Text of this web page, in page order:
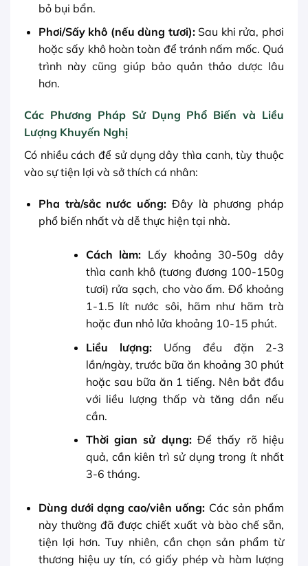
bỏ bụi bẩn.
Phơi/Sấy khô (nếu dùng tươi):Sau khi rửa, phơi
hoặc sấy khô hoàn toàn để tránh nấm mốc. Quá
trình này cũng giúp bảo quản thảo dược lâu
hơn.
Các Phương Pháp Sử Dụng Phổ Biến và Liều
Lượng Khuyến Nghị
Có nhiều cách để sử dụng dây thìa canh, tùy thuộc
vào sự tiện lợi và sở thích cá nhân:
Pha trà/sắc nước uống: Đây là phương pháp
phổ biến nhất và dễ thực hiện tại nhà.
Cách làm: Lấy khoảng 30-50g dây
thìa canh khô (tương đương 100-150g
tươi) rửa sạch, cho vào ấm. Đổ khoảng
1-1.5 lít nước sôi, hãm như hãm trà
hoặc đun nhỏ lửa khoảng 10-15 phút.
Liều lượng:Uống đều đặn 2-3
lần/ngày, trước bữa ăn khoảng 30 phút
hoặc sau bữa ăn 1 tiếng. Nên bắt đầu
với liều lượng thấp và tăng dần nếu
cần.
Thời gian sử dụng:Để thấy rõ hiệu
quả, cần kiên trì sử dụng trong ít nhất
3-6 tháng.
Dùng dưới dạng cao/viên uống: Các sản phẩm
này thường đã được chiết xuất và bào chế sẵn,
tiện lợi hơn. Tuy nhiên, cần chọn sản phẩm từ
thương hiệu uy tín, có giấy phép và hàm lượng